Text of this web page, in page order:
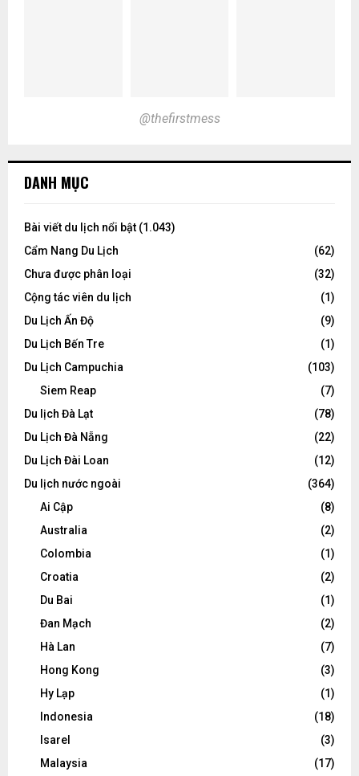
@thefirstmess
DANH MỤC
Bài viết du lịch nổi bật (1.043)
Cẩm Nang Du Lịch
(62)
Chưa được phân loại
(32)
Cộng tác viên du lịch
(1)
Du Lịch Ấn Độ
(9)
Du Lịch Bến Tre
(1)
Du Lịch Campuchia
(103)
Siem Reap
(7)
Du lịch Đà Lạt
(78)
Du Lịch Đà Nẵng
(22)
Du Lịch Đài Loan
(12)
Du lịch nước ngoài
(364)
Ai Cập
(8)
Australia
(2)
Colombia
(1)
Croatia
(2)
Du Bai
(1)
Đan Mạch
(2)
Hà Lan
(7)
Hong Kong
(3)
Hy Lạp
(1)
Indonesia
(18)
Isarel
(3)
Malaysia
(17)